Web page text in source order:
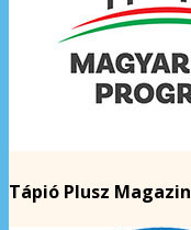
Tápió Plusz Magazin